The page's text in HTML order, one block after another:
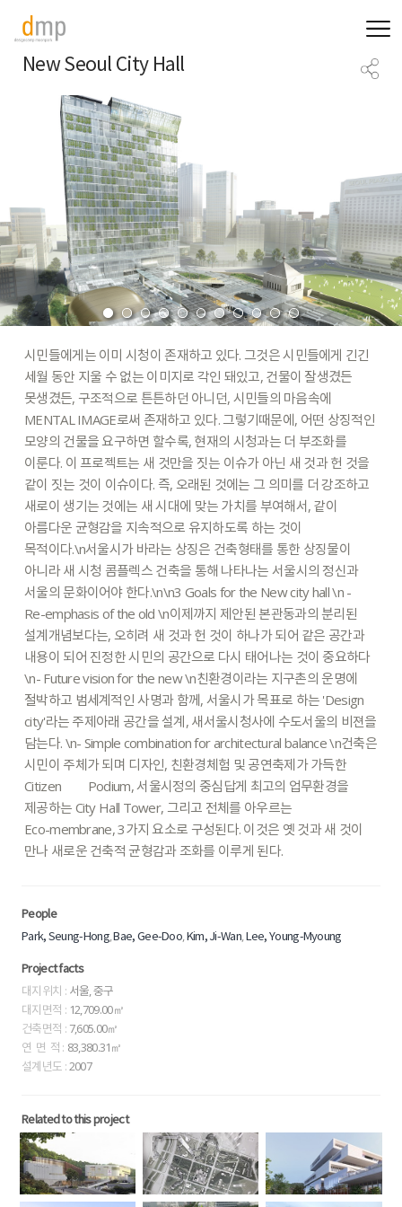
New Seoul City Hall
시민들에게는 이미 시청이 존재하고 있다. 그것은시민들에게 긴긴
세월 동안 지울 수 없는 이미지로 각인 돼있고, 건물이 잘생겼든
못생겼든, 구조적으로 튼튼하던 아니던, 시민들의 마음속에
MENTAL IMAGE로써 존재하고 있다. 그렇기때문에, 어떤 상징적인
모양의 건물을요구하면 할수록, 현재의 시청과는 더 부조화를
이룬다. 이 프로젝트는 새 것만을 짓는 이슈가 아닌 새 것과헌 것을
같이 짓는 것이 이슈이다. 즉, 오래된 것에는 그 의미를 더 강조하고
새로이 생기는 것에는 새 시대에 맞는 가치를 부여해서, 같이
아름다운 균형감을 지속적으로 유지하도록 하는 것이
목적이다.\n서울시가 바라는 상징은 건축형태를 통한 상징물이
아니라 새 시청 콤플렉스 건축을 통해 나타나는 서울시의 정신과
서울의 문화이어야 한다.\n\n3 Goals forthe Newcityhall\n -
Re-emphasis ofthe old \n이제까지 제안된 본관동과의 분리된
설계개념보다는, 오히려 새 것과헌 것이 하나가 되어 같은 공간과
내용이 되어 진정한시민의 공간으로 다시 태어나는 것이 중요하다
\n- Futurevisionforthe new\n친환경이라는 지구촌의 운명에
절박하고 범세계적인 사명과 함께, 서울시가목표로 하는 'Design
city'라는 주제아래 공간을설계, 새서울시청사에 수도서울의 비젼을
담는다. \n- Simple combinationforarchitectural balance\n건축은
시민이 주체가되며 디자인, 친환경체험 및 공연축제가 가득한
Citizen
Podium,서울시정의 중심답게 최고의 업무환경을
제공하는 City Hall Tower, 그리고 전체를 아우르는
Eco-membrane,3가지 요소로 구성된다. 이것은 옛 것과 새 것이
만나 새로운 건축적 균형감과조화를 이루게 된다.
People
Park, Seung-Hong,Bae, Gee-Doo,Kim, Ji-Wan,Lee, Young-Myoung
Project facts
대지위치 : 서울, 중구
대지면적 : 12,709.00㎡
건축면적 : 7,605.00㎡
연 면 적 : 83,380.31㎡
설계년도 :2007
Related to this project